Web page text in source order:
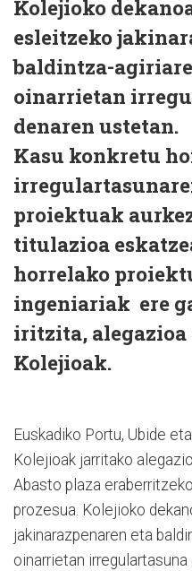
Kolejioko
esleitzeko
baldintza-
oinarrietan
denaren ustetan.
Kasu konkretu
proiektuak
titulazioa
horrelako
ingeniariak ere
iritzita, alegazioa
Kolejioak.
Euskadiko Portu, Ubide
Kolejioak jarritako
Abasto plaza
prozesua. Kolejioko
jakinarazpenaren eta
oinarrietan